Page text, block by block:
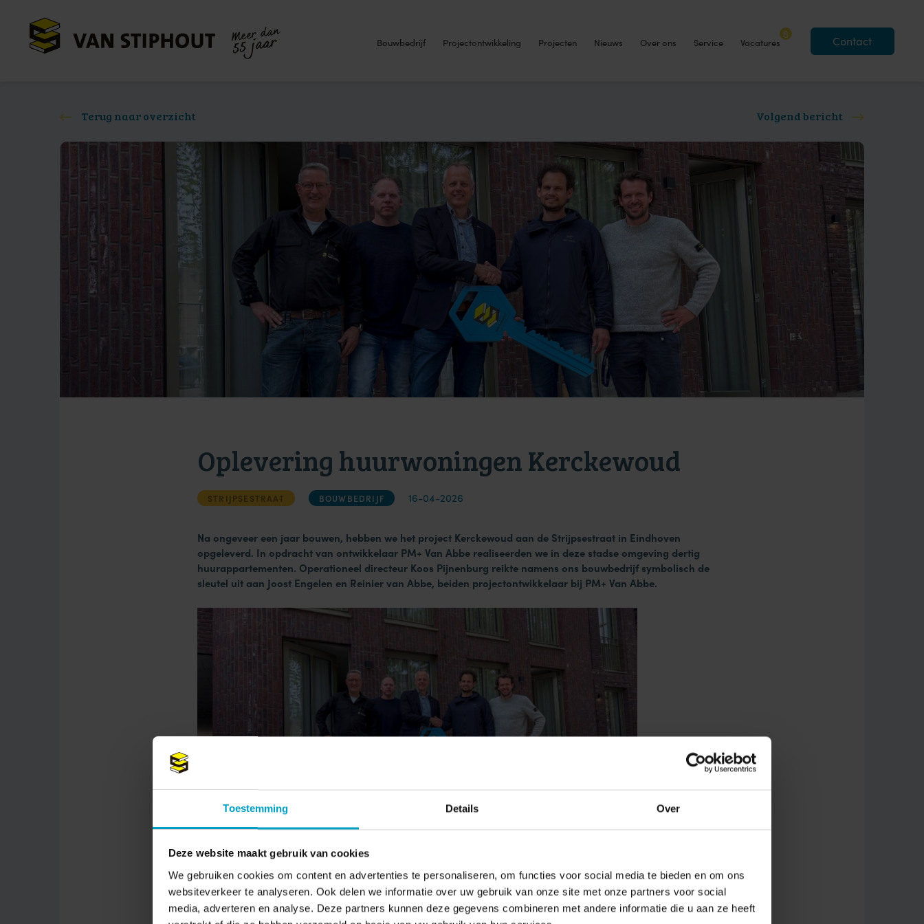
Toestemming Details Over
Deze website maakt gebruik van cookies
We gebruiken cookies om content en advertenties te personaliseren, om functies voor social media te bieden en om ons
websiteverkeer te analyseren. Ook delen we informatie over uw gebruik van onze site met onze partners voor social
media, adverteren en analyse. Deze partners kunnen deze gegevens combineren met andere informatie die u aan ze heeft
Meer dan
55 jaar Bouwbedrijf Projectontwikkeling Projecten Nieuws Over ons Service Vacatures
8
Contact
Terug naar overzicht Volgend bericht
Oplevering huurwoningen Kerckewoud
STRIJPSESTRAAT BOUWBEDRIJF 16-04-2026
Na ongeveer een jaar bouwen, hebben we het project Kerckewoud aan de Strijpsestraat in Eindhoven
opgeleverd. In opdracht van ontwikkelaar PM+ Van Abbe realiseerden we in deze stadse omgeving dertig
huurappartementen. Operationeel directeur Koos Pijnenburg reikte namens ons bouwbedrijf symbolisch de
sleutel uit aan Joost Engelen en Reinier van Abbe, beiden projectontwikkelaar bij PM+ Van Abbe.
Vlnr namens Bouwbedrijf van Stiphout uitvoerder Mari Vos, projectleider Martijn van de
Laarschot en operationeel directeur Koos Pijnenburg en namens PM+ Van Abbe Joost
Engelen en Reinier van Abbe
Woonruimte voor studenten en young professionals